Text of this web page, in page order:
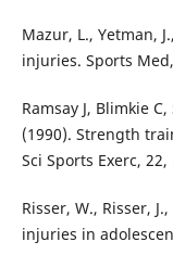
Mazur, L., Yetman,
injuries. Sports
Ramsay J, Blimkie
(1990). Strength
Sci Sports Exerc,
Risser, W., Risser,
injuries in